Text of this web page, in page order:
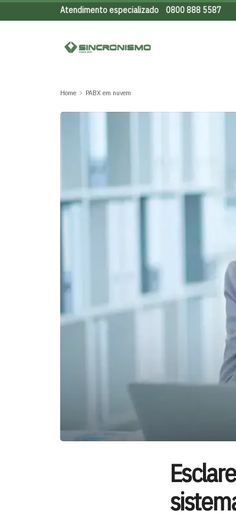
Atendimento especializado 0800 888 5587
Home PABX em nuvem